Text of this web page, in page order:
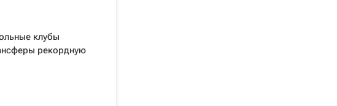
клубы
рекордную